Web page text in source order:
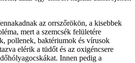
az orrszőrökön, a kisebbek
mert a szemcsék felületére
pollenek, baktériumok és vírusok
elérik a tüdőt és az oxigéncsere
Innen pedig a